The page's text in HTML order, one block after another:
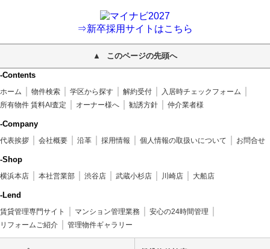
⇒新卒採用サイトはこちら
このページの先頭へ
-Contents
ホーム 物件検索 学区から探す 解約受付
入居時チェックフォーム
所有物件 賃料AI査定
オーナー様へ 勧誘方針 仲介業者様
-Company
代表挨拶 会社概要 沿革 採用情報 個人情報の取扱いについて お問合せ
-Shop
横浜本店 本社営業部 渋谷店 武蔵小杉店 川崎店 大船店
-Lend
賃貸管理専門サイト マンション管理業務
安心の24時間管理
リフォームご紹介
管理物件ギャラリー